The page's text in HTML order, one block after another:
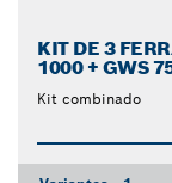
KIT DE 3
1000 + GWS
Kit combinado